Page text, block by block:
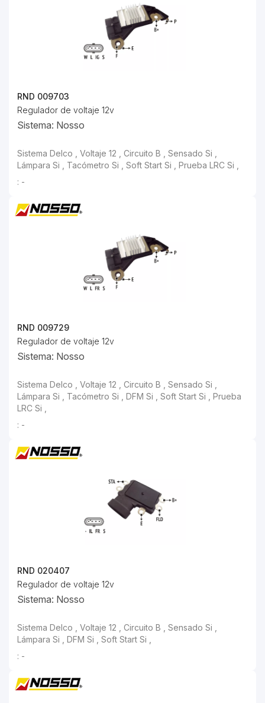
RND 009703
Regulador de voltaje 12v
Sistema: Nosso
: -
RND 009729
Regulador de voltaje 12v
Sistema: Nosso
: -
RND 020407
Regulador de voltaje 12v
Sistema: Nosso
: -